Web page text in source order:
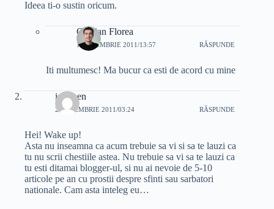
Ideea ti-o sustin oricum.
Cristian Florea
1 DECEMBRIE 2011/13:57 RĂSPUNDE
Iti multumesc! Ma bucur ca esti de acord cu mine
isshmen
2 DECEMBRIE 2011/03:24 RĂSPUNDE
Hei! Wake up!
Asta nu inseamna ca acum trebuie sa vi si sa te lauzi ca
tu nu scrii chestiile astea. Nu trebuie sa vi sa te lauzi ca
tu esti ditamai blogger-ul, si nu ai nevoie de 5-10
articole pe an cu prostii despre sfinti sau sarbatori
nationale. Cam asta inteleg eu…